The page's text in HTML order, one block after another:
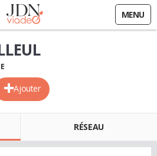
MENU
Ajouter
RÉSEAU